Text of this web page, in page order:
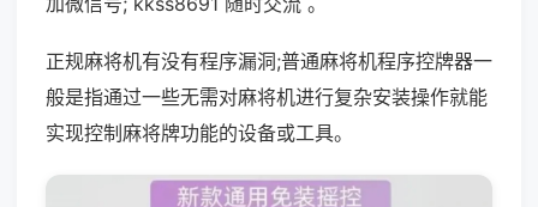
正规麻将机有没有程序漏洞;普通麻将机程序控牌器一
般是指通过一些无需对麻将机进行复杂安装操作就能
实现控制麻将牌功能的设备或工具。